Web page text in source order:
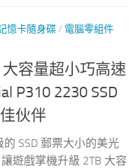
憶卡隨身碟/ 電腦零組件
大容量超小巧高速
P310 2230 SSD
伙伴
SSD 郵票大小的美光
讓遊戲掌機升級 2TB 大容